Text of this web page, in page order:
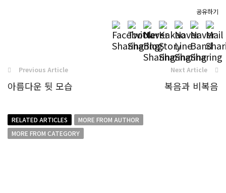
공유하기
Previous Article
아름다운 뒷 모습
Next Article
복음과 비복음
RELATED ARTICLES
MORE FROM AUTHOR
MORE FROM CATEGORY